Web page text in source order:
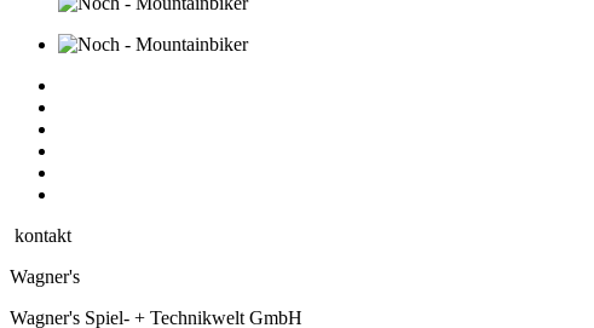
kontakt
Wagner's
Wagner's Spiel- + Technikwelt GmbH